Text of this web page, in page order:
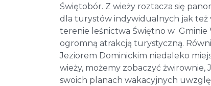
Świętobór. Z wieży roztacza się
dla turystów indywidualnych jak też
terenie leśnictwa Świętno w Gminie
ogromną atrakcją turystyczną.
Jeziorem Dominickim niedaleko
wieży, możemy zobaczyć żwirownie,
swoich planach wakacyjnych